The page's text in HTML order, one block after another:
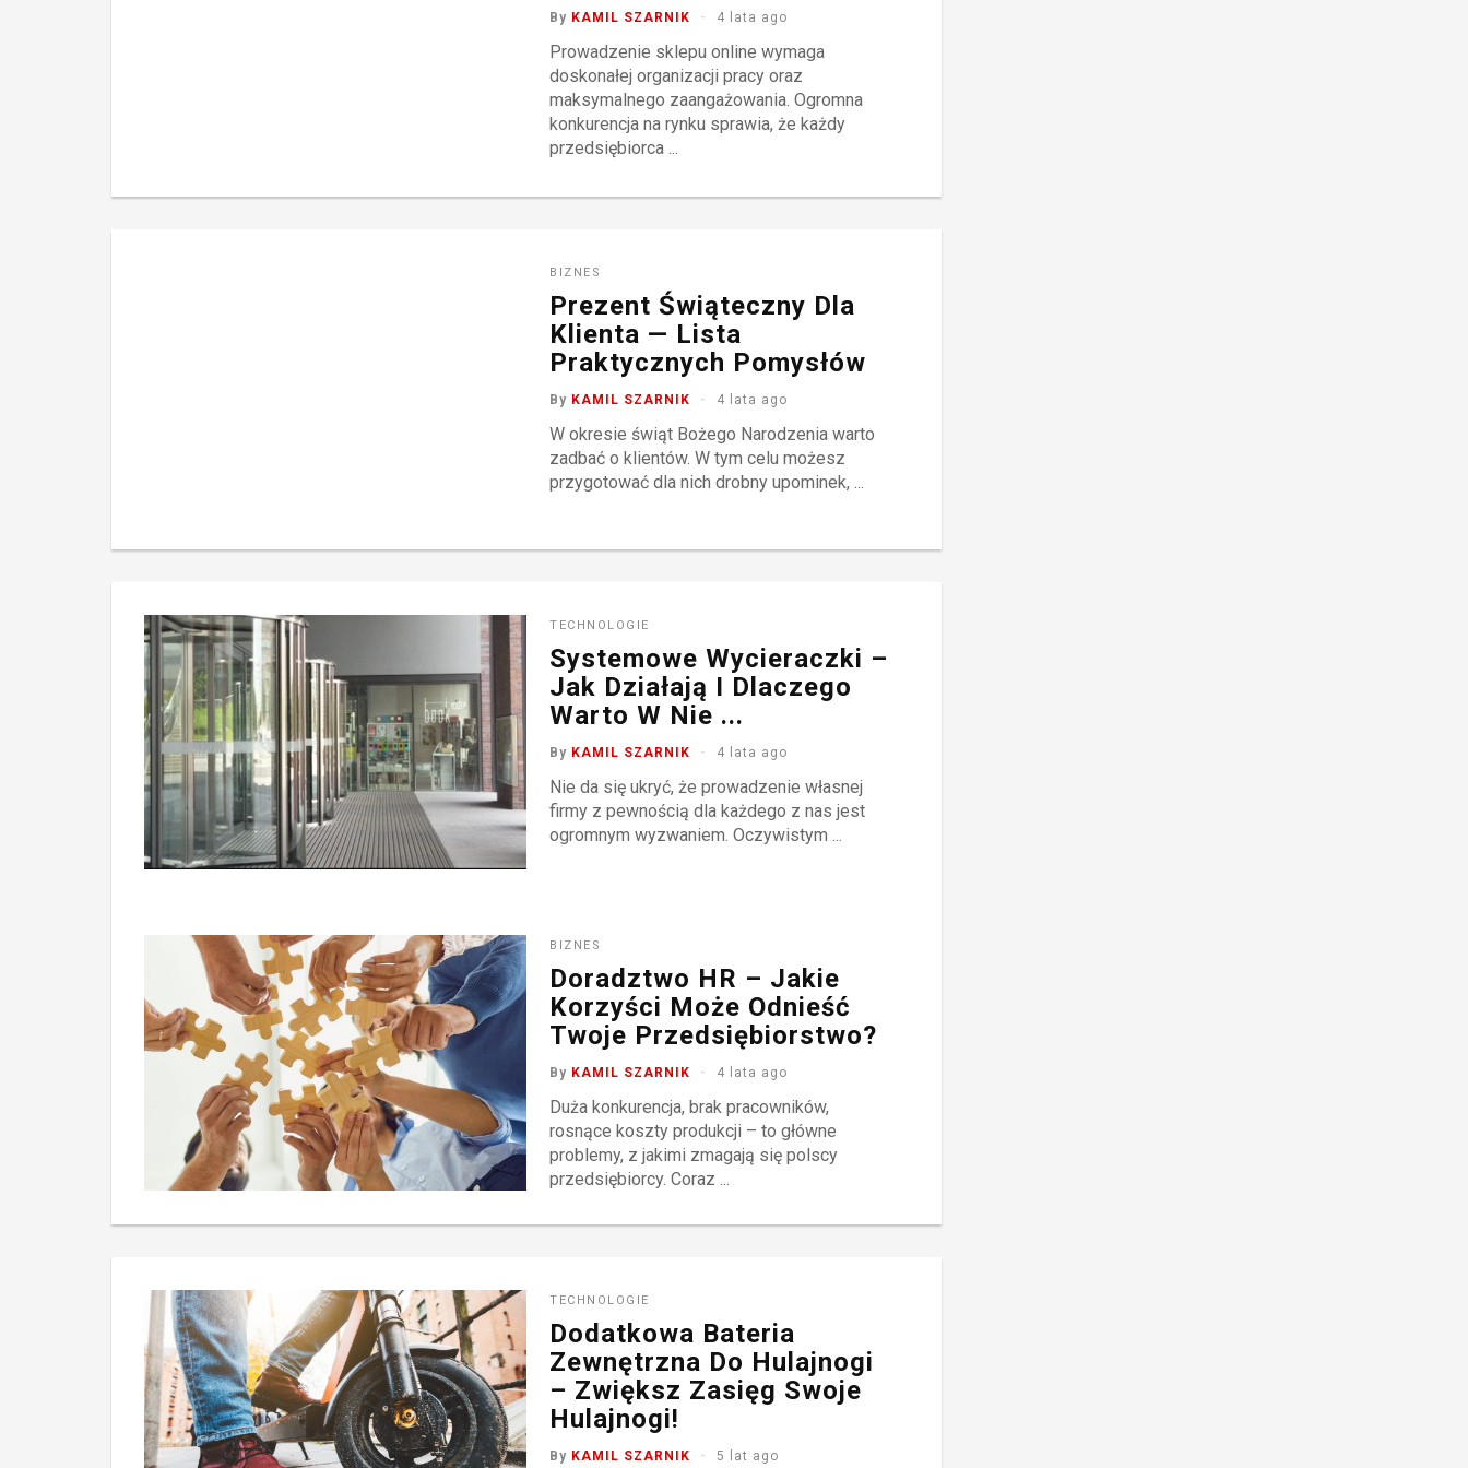
By KAMIL SZARNIK 4 lata ago
Prowadzenie sklepu online wymaga
doskonałej organizacji pracy oraz
maksymalnego zaangażowania. Ogromna
konkurencja na rynku sprawia, że każdy
przedsiębiorca ...
BIZNES
Prezent Świąteczny Dla
Klienta — Lista
Praktycznych Pomysłów
By KAMIL SZARNIK 4 lata ago
W okresie świąt Bożego Narodzenia warto
zadbać o klientów. W tym celu możesz
przygotować dla nich drobny upominek, ...
TECHNOLOGIE
Systemowe Wycieraczki –
Jak Działają I Dlaczego
Warto W Nie ...
By KAMIL SZARNIK 4 lata ago
Nie da się ukryć, że prowadzenie własnej
firmy z pewnością dla każdego z nas jest
ogromnym wyzwaniem. Oczywistym ...
BIZNES
Doradztwo HR – Jakie
Korzyści Może Odnieść
Twoje Przedsiębiorstwo?
By KAMIL SZARNIK 4 lata ago
Duża konkurencja, brak pracowników,
rosnące koszty produkcji – to główne
problemy, z jakimi zmagają się polscy
przedsiębiorcy. Coraz ...
TECHNOLOGIE
Dodatkowa Bateria
Zewnętrzna Do Hulajnogi
– Zwiększ Zasięg Swoje
Hulajnogi!
By KAMIL SZARNIK 5 lat ago